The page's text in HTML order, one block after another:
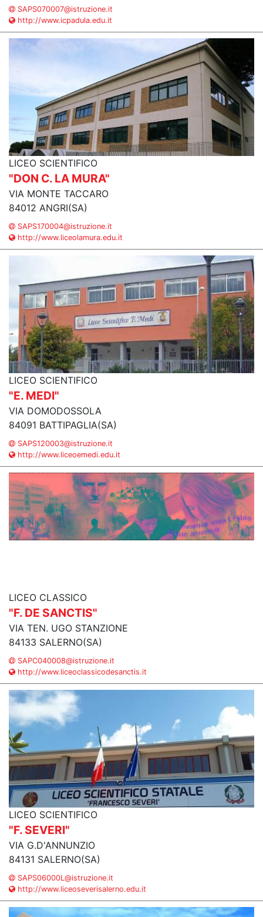
SAPS070007@istruzione.it
http://www.icpadula.edu.it
LICEO SCIENTIFICO
"DON C. LA MURA"
VIA MONTE TACCARO
84012 ANGRI(SA)
SAPS170004@istruzione.it
http://www.liceolamura.edu.it
LICEO SCIENTIFICO
"E. MEDI"
VIA DOMODOSSOLA
84091 BATTIPAGLIA(SA)
SAPS120003@istruzione.it
http://www.liceoemedi.edu.it
LICEO CLASSICO
"F. DE SANCTIS"
VIA TEN. UGO STANZIONE
84133 SALERNO(SA)
SAPC040008@istruzione.it
http://www.liceoclassicodesanctis.it
LICEO SCIENTIFICO
"F. SEVERI"
VIA G.D'ANNUNZIO
84131 SALERNO(SA)
SAPS06000L@istruzione.it
http://www.liceoseverisalerno.edu.it